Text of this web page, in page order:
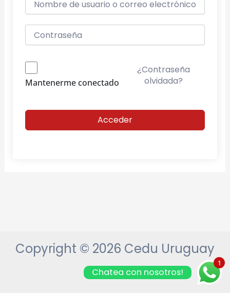
Mantenerme conectado
¿Contraseña
olvidada?
Acceder
Copyright © 2026 Cedu Uruguay
1
Chatea con nosotros!